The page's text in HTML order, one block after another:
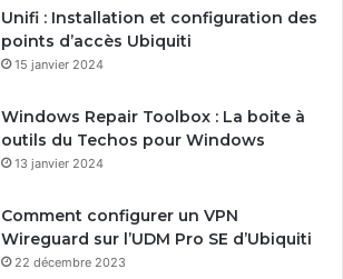
Unifi : Installation et configuration des
points d’accès Ubiquiti
15 janvier 2024
Windows Repair Toolbox : La boite à
outils du Techos pour Windows
13 janvier 2024
Comment configurer un VPN
Wireguard sur l’UDM Pro SE d’Ubiquiti
22 décembre 2023